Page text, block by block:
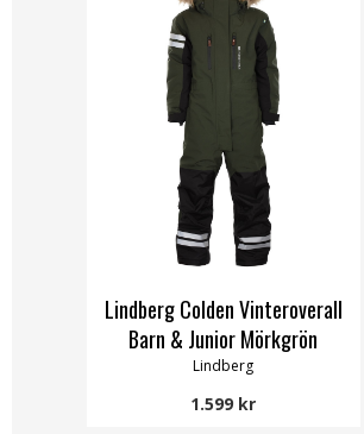
Lindberg Colden Vinteroverall
Barn & Junior Mörkgrön
Lindberg
1.599 kr